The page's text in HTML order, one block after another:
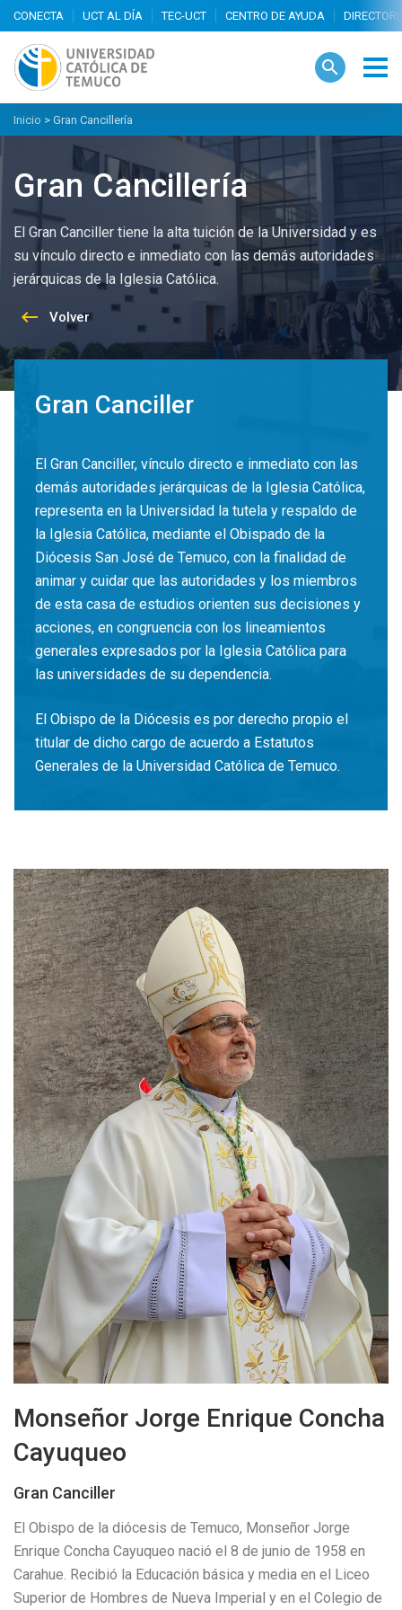
search
Inicio > Gran Cancillería
Gran Cancillería
El Gran Canciller tiene la alta tuición de la Universidad y es
su vínculo directo e inmediato con las demás autoridades
jerárquicas de la Iglesia Católica.
keyboard_backspace Volver
Gran Canciller
El Gran Canciller, vínculo directo e inmediato con las
demás autoridades jerárquicas de la Iglesia Católica,
representa en la Universidad la tutela y respaldo de
la Iglesia Católica, mediante el Obispado de la
Diócesis San José de Temuco, con la finalidad de
animar y cuidar que las autoridades y los miembros
de esta casa de estudios orienten sus decisiones y
acciones, en congruencia con los lineamientos
generales expresados por la Iglesia Católica para
las universidades de su dependencia.
El Obispo de la Diócesis es por derecho propio el
titular de dicho cargo de acuerdo a Estatutos
Generales de la Universidad Católica de Temuco.
Monseñor Jorge Enrique Concha
Cayuqueo
Gran Canciller
El Obispo de la diócesis de Temuco, Monseñor Jorge
Enrique Concha Cayuqueo nació el 8 de junio de 1958 en
Carahue. Recibió la Educación básica y media en el Liceo
Superior de Hombres de Nueva Imperial y en el Colegio de